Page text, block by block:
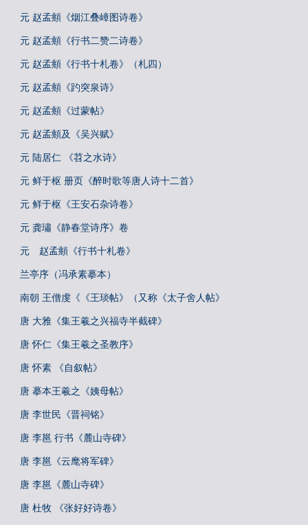
元 赵孟頫《烟江叠嶂图诗卷》
元 赵孟頫《行书二赞二诗卷》
元 赵孟頫《行书十札卷》（札四）
元 赵孟頫《趵突泉诗》
元 赵孟頫《过蒙帖》
元 赵孟頫及《吴兴赋》
元 陆居仁 《苕之水诗》
元 鲜于枢 册页《醉时歌等唐人诗十二首》
元 鲜于枢《王安石杂诗卷》
元 龚璛《静春堂诗序》卷
元 赵孟頫《行书十札卷》
兰亭序（冯承素摹本）
南朝 王僧虔《《王琰帖》（又称《太子舍人帖》
唐 大雅《集王羲之兴福寺半截碑》
唐 怀仁《集王羲之圣教序》
唐 怀素 《自叙帖》
唐 摹本王羲之《姨母帖》
唐 李世民《晋祠铭》
唐 李邕 行书《麓山寺碑》
唐 李邕《云麾将军碑》
唐 李邕《麓山寺碑》
唐 杜牧 《张好好诗卷》